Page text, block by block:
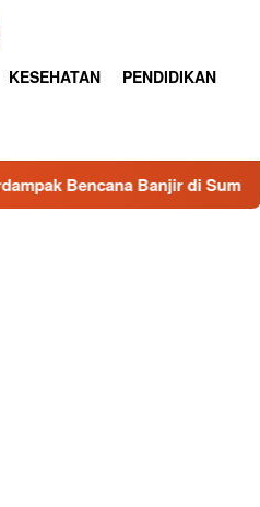
KESEHATAN PENDIDIKAN
di Sumbar Senator